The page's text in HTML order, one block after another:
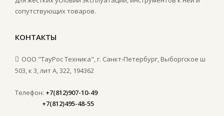
сопутствующих товаров.
КОНТАКТЫ
ООО "ТауРос Техника", г. Санкт-Петербург, Выборгское ш
503, к 3, лит А, 322, 194362
Телефон: +7(812)907-10-49
+7(812)495-48-55